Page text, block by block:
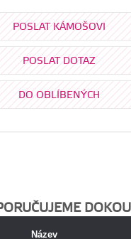
POSLAT KÁMOŠOVI
POSLAT DOTAZ
DO OBLÍBENÝCH
Název